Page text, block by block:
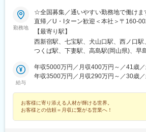
勤務地
☆全国募集／通いやすい勤務地で働けま
直帰／U・Iターン歓迎＜本社＞〒160-
丁目1番1号 住友不動産新宿ファースト
勤はありません。■その他勤務地・都内
ト先やご希望の全国
【最寄り駅】
西新宿駅、七宝駅、犬山口駅、西ノ口駅
つくば駅、下妻駅、高島駅(岡山県)、早
くりこま高原駅、長町一丁目駅、宇治駅
青谷駅、天ケ瀬駅、有佐駅、吉井駅(群
駅(三重県)、三瀬谷駅、南鳥海駅、鶴岡
駅(滋賀県)、堅田駅、近江長岡駅、十文
給与
年収5000万円／月収400万円～／41歳
年収3500万円／月収290万円～／30歳
お客様に寄り添える人材が輝ける世界。
お客様との信頼＝月収に繋がる営業へ！